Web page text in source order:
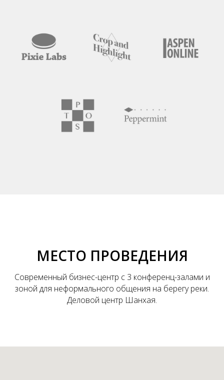
МЕСТО ПРОВЕДЕНИЯ
Современный бизнес-центр с 3 конференц-залами и
зоной для неформального общения на берегу реки.
Деловой центр Шанхая.